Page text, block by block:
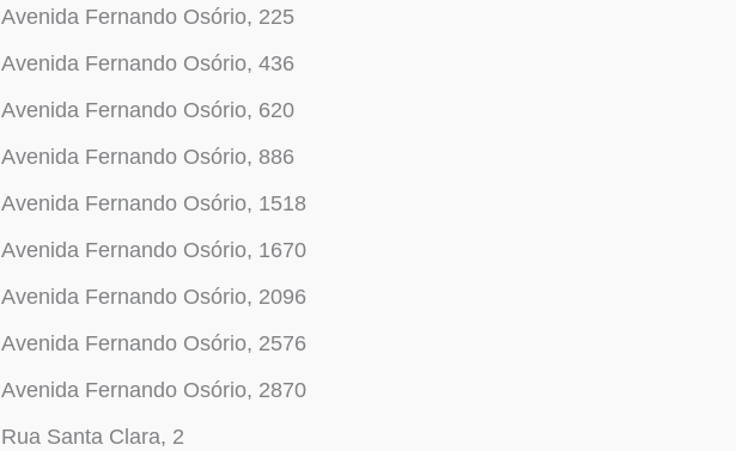
Avenida Fernando Osório, 225
Avenida Fernando Osório, 436
Avenida Fernando Osório, 620
Avenida Fernando Osório, 886
Avenida Fernando Osório, 1518
Avenida Fernando Osório, 1670
Avenida Fernando Osório, 2096
Avenida Fernando Osório, 2576
Avenida Fernando Osório, 2870
Rua Santa Clara, 2